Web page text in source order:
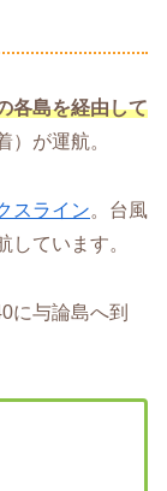
各島を経由して
）が運航。
スライン。台風
しています。
に与論島へ到